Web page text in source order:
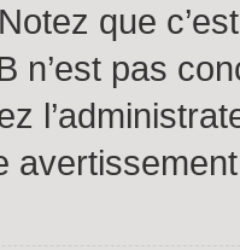
que
n’est pas